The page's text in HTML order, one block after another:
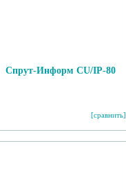
Спрут-Информ CU/IP-80
[сравнить]